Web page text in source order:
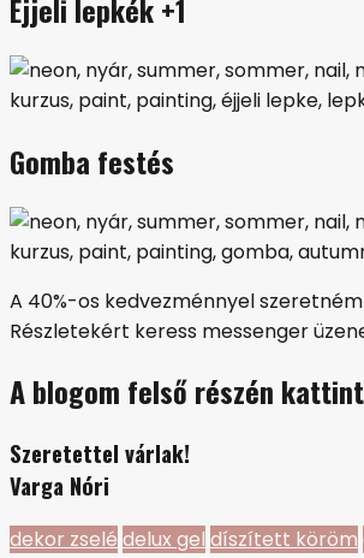
Éjjeli lepkék +1
Gomba festés
A 40%-os kedvezménnyel szeretném
Részletekért keress messenger
A blogom felső részén
Szeretettel várlak!
Varga Nóri
dekor zselé delux gel díszített köröm